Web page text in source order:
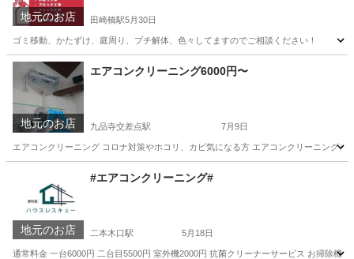
地元のお店 田崎橋駅5月30日
ゴミ移動、かたずけ、庭周り、プチ解体、色々してますのでご相談ください！
熊本 熊本市
地元のお店
エアコンクリーニング6000円〜
九品寺交差点駅 7月9日
エアコンクリーニング コロナ対策やホコリ、カビ気になる方 エアコンクリーニング
九品寺交差点駅 エアコン掃除
地元のお店
#エアコンクリーニング#
二本木口駅 5月18日
通常料金 一台6000円 二台目5500円 室外機2000円 抗菌クリーナーサービス お掃除機